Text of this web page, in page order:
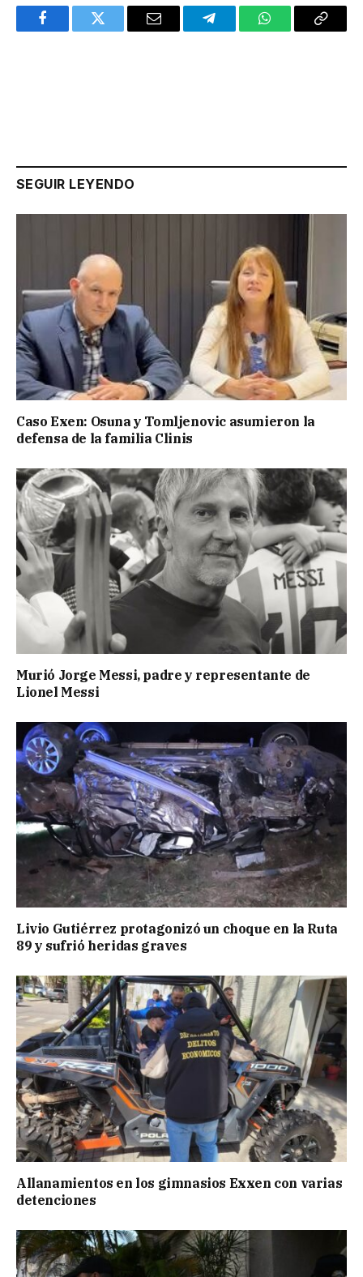
FacebookTwitter Email TelegramWhatsAppCopy
SEGUIR LEYENDO
Caso Exen: Osuna y Tomljenovic asumieron la
defensa de la familia Clinis
Murió Jorge Messi, padre y representante de
Lionel Messi
Livio Gutiérrez protagonizó un choque en la Ruta
89 y sufrió heridas graves
Allanamientos en los gimnasios Exxen con varias
detenciones